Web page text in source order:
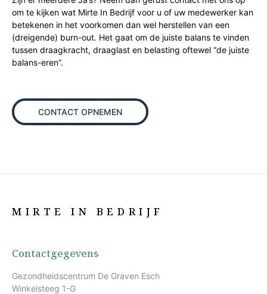
om te kijken wat Mirte In Bedrijf voor u of uw medewerker kan
betekenen in het voorkomen dan wel herstellen van een
(dreigende) burn-out. Het gaat om de juiste balans te vinden
tussen draagkracht, draaglast en belasting oftewel “de juiste
balans-eren”.
CONTACT OPNEMEN
MIRTE IN BEDRIJF
Contactgegevens
Gezondheidscentrum De Graven Esch
Winkelsteeg 1-G